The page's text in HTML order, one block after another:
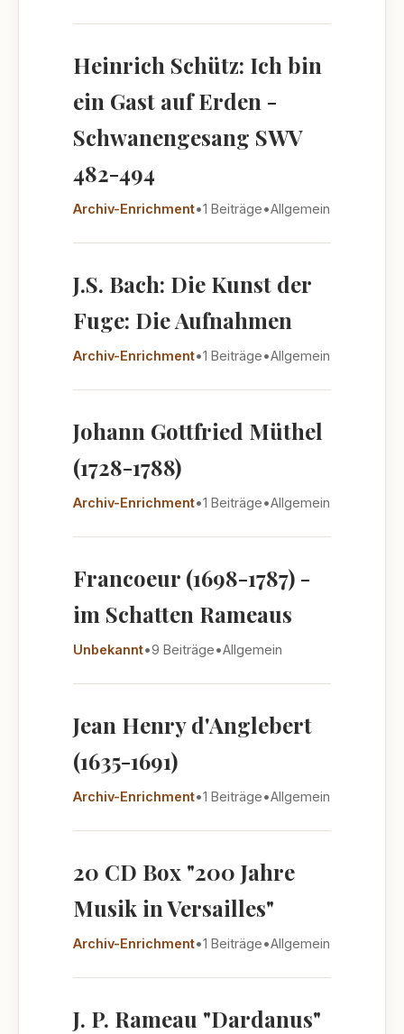
Heinrich Schütz: Ich bin
ein Gast auf Erden -
Schwanengesang SWV
482-494
Archiv-Enrichment•1 Beiträge•Allgemein
J.S. Bach: Die Kunst der
Fuge: Die Aufnahmen
Archiv-Enrichment•1 Beiträge•Allgemein
Johann Gottfried Müthel
(1728-1788)
Archiv-Enrichment•1 Beiträge•Allgemein
Francoeur (1698-1787) -
im Schatten Rameaus
Unbekannt•9 Beiträge•Allgemein
Jean Henry d'Anglebert
(1635-1691)
Archiv-Enrichment•1 Beiträge•Allgemein
20 CD Box "200 Jahre
Musik in Versailles"
Archiv-Enrichment•1 Beiträge•Allgemein
J. P. Rameau "Dardanus"